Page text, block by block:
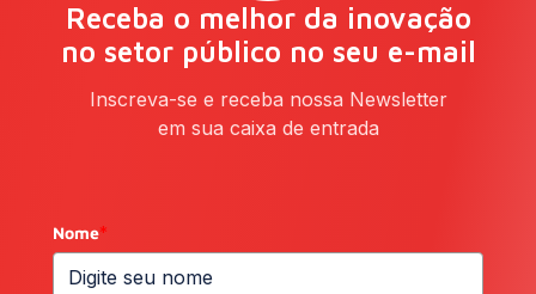
Receba o melhor da inovação
no setor público no seu e-mail
Inscreva-se e receba nossa Newsletter
em sua caixa de entrada
Nome*